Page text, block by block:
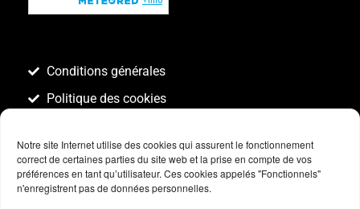
Notre site Internet utilise des cookies qui assurent le fonctionnement
correct de certaines parties du site web et la prise en compte de vos
préférences en tant qu’utilisateur. Ces cookies appelés "Fonctionnels"
n'enregistrent pas de données personnelles.
Conditions générales
Politique des cookies